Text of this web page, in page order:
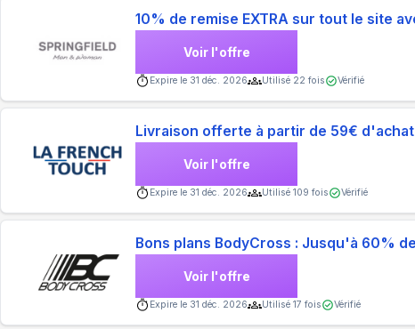
10% de remise EXTRA sur tout le site
Voir l'offre
Expire le 31 déc. 2026 Utilisé 22 fois Vérifié
Livraison offerte à partir de 59€ d'achat
Voir l'offre
Expire le 31 déc. 2026 Utilisé109 fois Vérifié
Bons plans BodyCross : Jusqu'à 60%
Voir l'offre
Expire le 31 déc. 2026 Utilisé17 fois Vérifié